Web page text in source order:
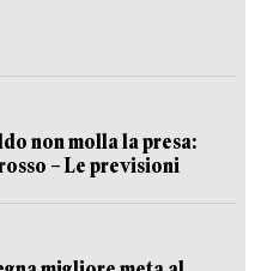
non molla la presa:
– Le previsioni